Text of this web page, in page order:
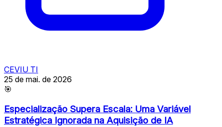
CEVIU TI
25 de mai. de 2026
🎯
Especialização Supera Escala: Uma Variável
Estratégica Ignorada na Aquisição de IA